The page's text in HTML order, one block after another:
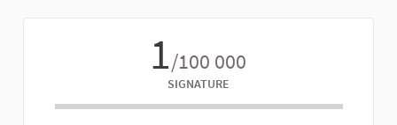
1/100 000
SIGNATURE